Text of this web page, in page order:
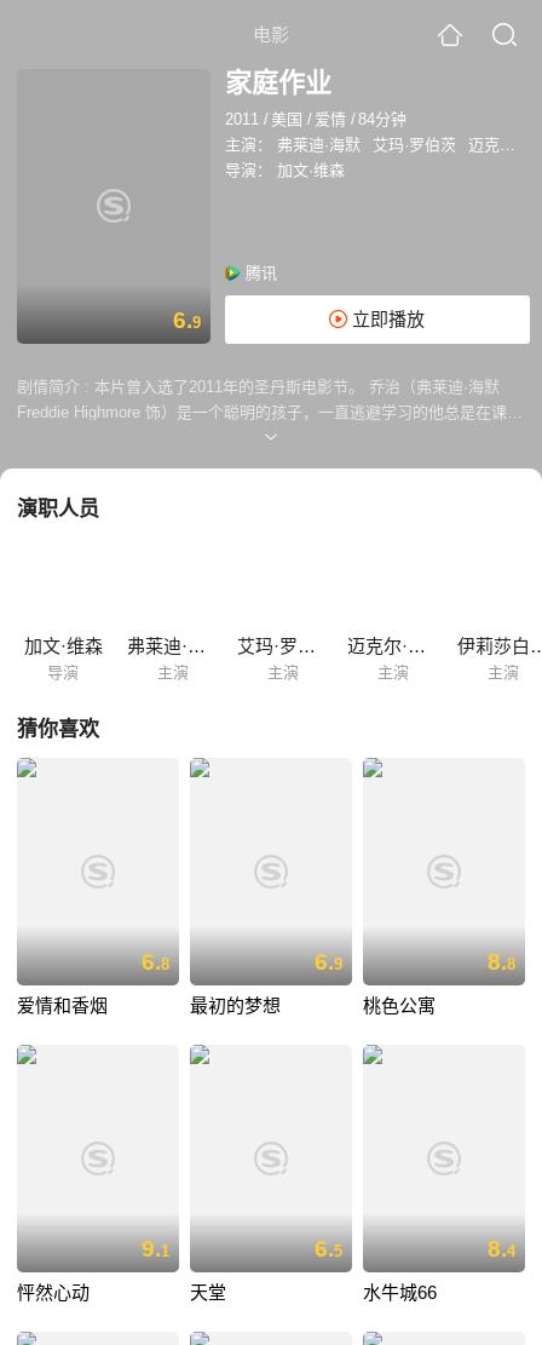
电影
6.9
家庭作业
2011 / 美国 / 爱情 /84分钟
主演：
弗莱迪·海默 艾玛·罗伯茨
迈克尔·安格拉诺
导演：
加文·维森
腾讯
立即播放
剧情简介 : 本片曾入选了2011年的圣丹斯电影节。 乔治（弗莱迪·海默
Freddie Highmore 饰）是一个聪明的孩子，一直逃避学习的他总是在课堂
上各种涂鸦，因此从未完成任何一门功课，将要面临无法毕业的困境。而
并且互相产生了好感。乔治在得知自己难以获得高中毕业证书后不顾一切
演职人员
加文·维森
导演
弗莱迪·海默
主演
艾玛·罗伯茨
主演
迈克尔·安格拉诺
主演
伊莉
主演
猜你喜欢
6.8
爱情和香烟
6.9
最初的梦想
8.8
桃色公寓
9.1
怦然心动
6.5
天堂
8.4
水牛城66